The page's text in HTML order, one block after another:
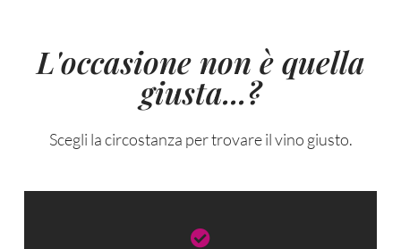
L'occasione non è quella
giusta...?
Scegli la circostanza per trovare il vino giusto.